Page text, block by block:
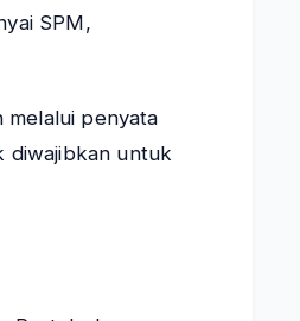
SPM,
melalui penyata
diwajibkan untuk